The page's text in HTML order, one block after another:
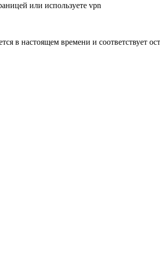
или используете vpn
в настоящем времени и соответствует